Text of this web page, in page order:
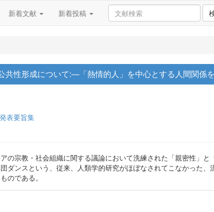
新着文献 新着投稿
共性形成について:―「熱情的人」を中心とする人間関係
表要旨集
の宗教・社会組織に関する議論において洗練された「親密性」
ダンスという、従来、人類学的研究がほぼなされてこなかった
のである。